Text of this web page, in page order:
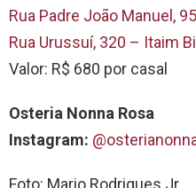
Rua Padre João Manuel,
Rua Urussuí, 320 – Itaim
Valor: R$ 680 por casal
Osteria Nonna Rosa
Instagram:
Foto: Mario Rodrigues Jr.